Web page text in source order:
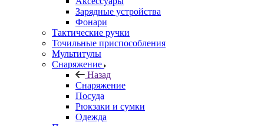
Зарядные устройства
Фонари
Тактические ручки
Точильные приспособления
Мультитулы
Снаряжение
Назад
Снаряжение
Посуда
Рюкзаки и сумки
Одежда